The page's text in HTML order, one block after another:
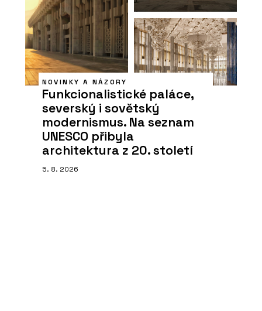
NOVINKY A NÁZORY
Funkcionalistické paláce,
severský i sovětský
modernismus. Na seznam
UNESCO přibyla
architektura z 20. století
5. 8. 2026